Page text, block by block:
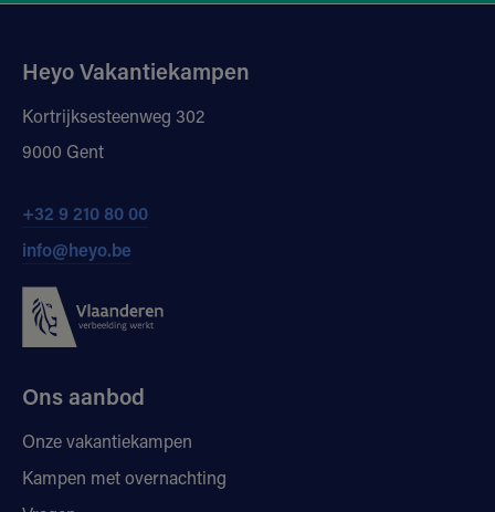
Heyo Vakantiekampen
Kortrijksesteenweg 302
9000 Gent
+32 9 210 80 00
info@heyo.be
Ons aanbod
Onze vakantiekampen
Kampen met overnachting